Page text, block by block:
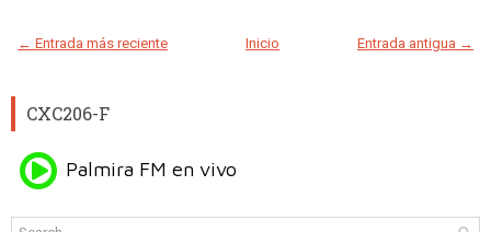
← Entrada más reciente Entrada antigua →
Inicio
CXC206-F